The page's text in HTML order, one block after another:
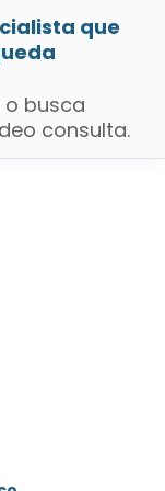
que
busca
consulta.